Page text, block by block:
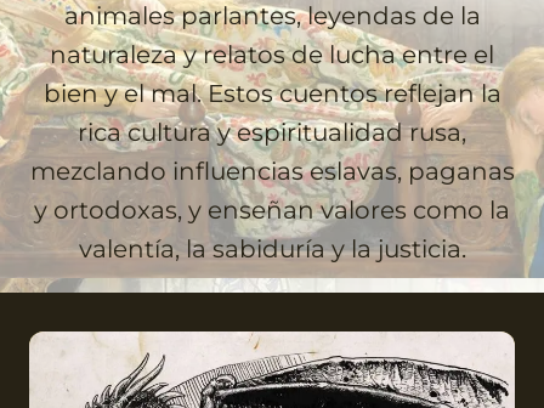
animales parlantes, leyendas de la
naturaleza y relatos de lucha entre el
bien y el mal. Estos cuentos reflejan la
rica cultura y espiritualidad rusa,
mezclando influencias eslavas, paganas
y ortodoxas, y enseñan valores como la
valentía, la sabiduría y la justicia.